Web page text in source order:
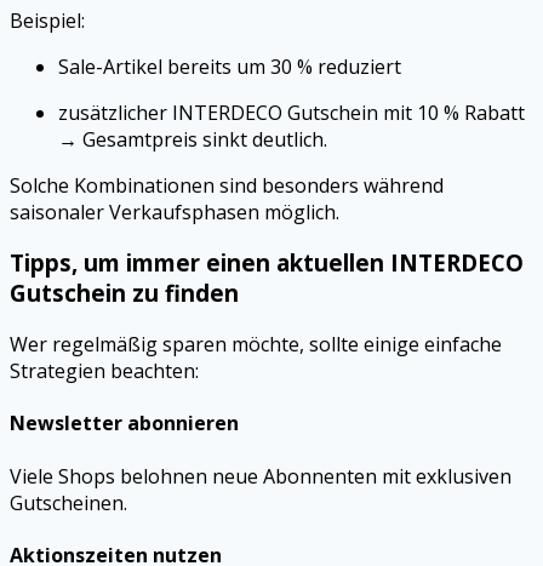
Beispiel:
Sale-Artikel bereits um 30 % reduziert
zusätzlicher INTERDECO Gutschein mit 10 % Rabatt
→ Gesamtpreis sinkt deutlich.
Solche Kombinationen sind besonders während
saisonaler Verkaufsphasen möglich.
Tipps, um immer einen aktuellen INTERDECO
Gutschein zu finden
Wer regelmäßig sparen möchte, sollte einige einfache
Strategien beachten:
Newsletter abonnieren
Viele Shops belohnen neue Abonnenten mit exklusiven
Gutscheinen.
Aktionszeiten nutzen